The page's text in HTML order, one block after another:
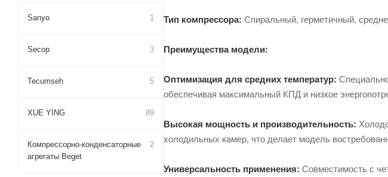
Тип компрессора: Спиральный, герметичный,
Преимущества модели:
Оптимизация для средних температур:
обеспечивая максимальный КПД и низкое
Высокая мощность и производительность:
холодильных камер, что делает модель
Универсальность применения: Совместимость с
Sanyo 1
Secop 3
Tecumseh 5
XUE YING 89
Компрессорно-конденсаторные
агрегаты Beget
2